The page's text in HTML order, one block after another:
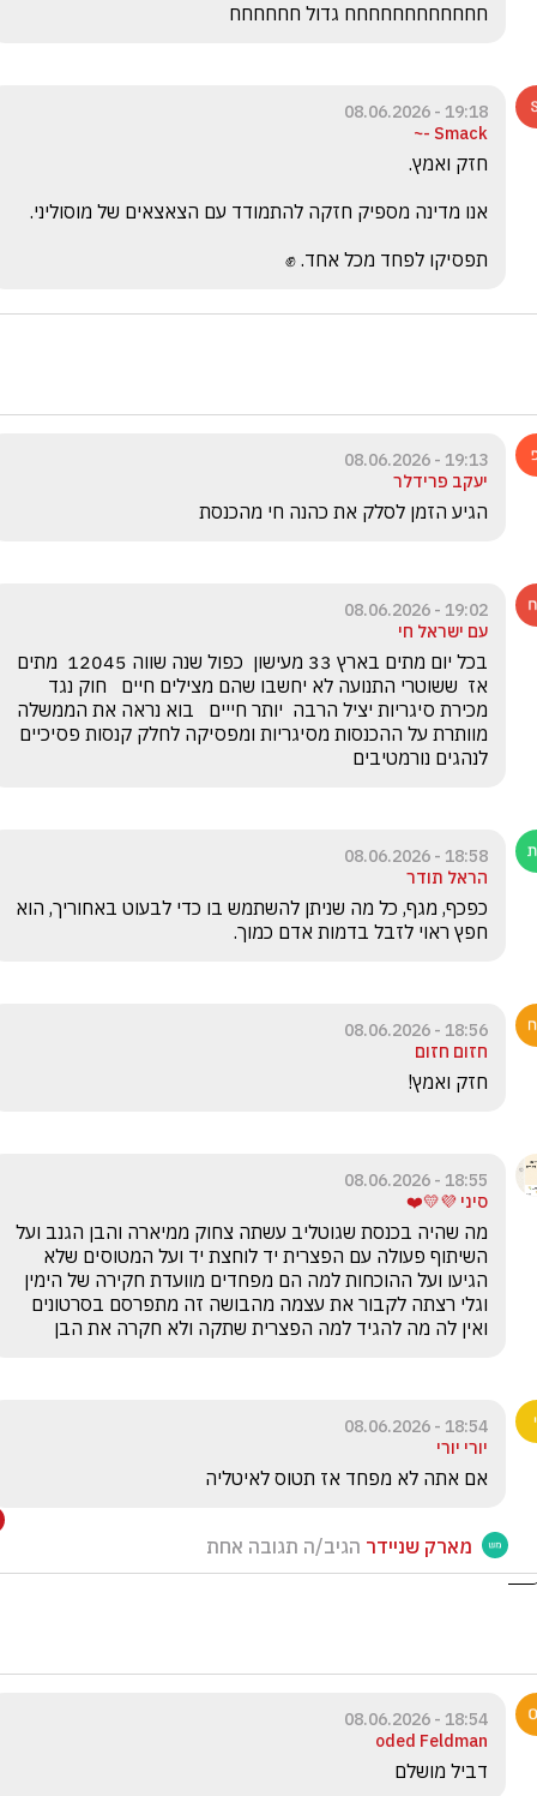
חחחחחחחחחחחח גדול חחחחחח
19:18 - 08.06.2026
Smack -~
תפסיקו לפחד מכל אחד. ✊
19:13 - 08.06.2026
יעקב פרידלר
הגיע הזמן לסלק את כהנה חי מהכנסת
19:02 - 08.06.2026
עם ישראל חי
לנהגים נורמטיבים
18:58 - 08.06.2026
הראל תודר
חפץ ראוי לזבל בדמות אדם כמוך.
18:56 - 08.06.2026
חזום חזום
חזק ואמץ!
18:55 - 08.06.2026
סיני 💜💛❤️
ואין לה מה להגיד למה הפצרית שתקה ולא חקרה את הבן
18:54 - 08.06.2026
יורי יורי
אם אתה לא מפחד אז תטוס לאיטליה
מארק שניידר הגיב/ה תגובה אחת
18:54 - 08.06.2026
oded Feldman
דביל מושלם